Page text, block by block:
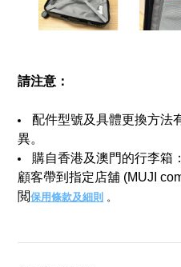
請注意：
配件型號及具體更換方法
異。
購自香港及澳門的行李箱
顧客帶到指定店舖 (MUJI
閲保用條款及細則 。